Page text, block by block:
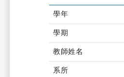
學年
學期
教師姓名
系所